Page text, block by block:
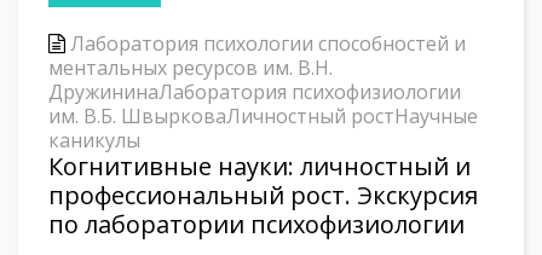
Лаборатория психологии способностей и
ментальных ресурсов им. В.Н.
ДружининаЛаборатория психофизиологии
им. В.Б. ШвырковаЛичностный ростНаучные
каникулы
Когнитивные науки: личностный и
профессиональный рост. Экскурсия
по лаборатории психофизиологии